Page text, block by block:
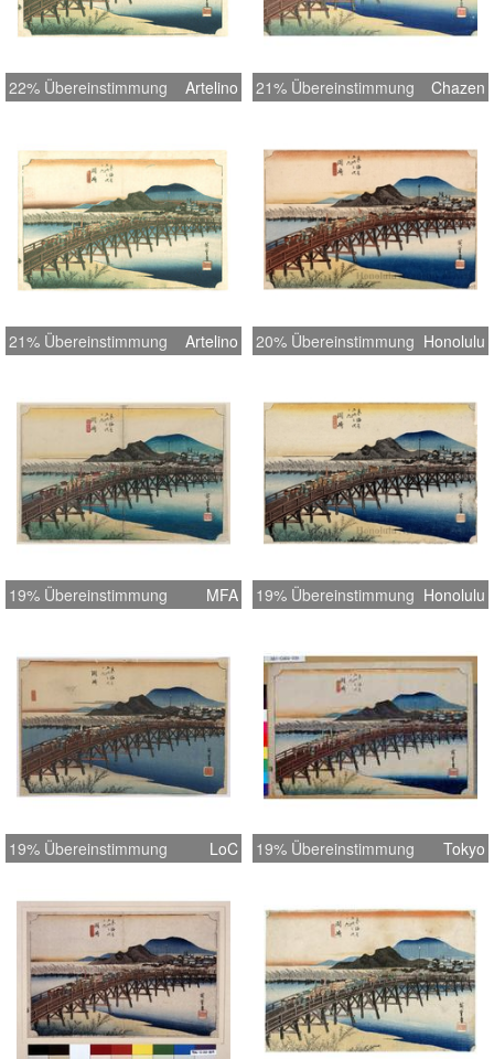
22% Übereinstimmung Artelino 21% Übereinstimmung Chazen
21% Übereinstimmung Artelino 20% Übereinstimmung Honolulu
19% Übereinstimmung MFA 19% Übereinstimmung Honolulu
19% Übereinstimmung LoC 19% Übereinstimmung Tokyo